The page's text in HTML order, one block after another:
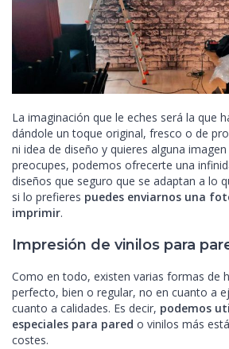
La imaginación que le eches será la que
dándole un toque original, fresco o de
ni idea de diseño y quieres alguna
preocupes, podemos ofrecerte una
diseños que seguro que se adaptan a lo
si lo prefieres puedes enviarnos una
imprimir.
Impresión de vinilos para
Como en todo, existen varias formas de
perfecto, bien o regular, no en cuanto a
cuanto a calidades. Es decir, podemos
especiales para pared o vinilos más
costes.